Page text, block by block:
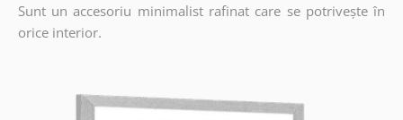
Sunt un accesoriu minimalist rafinat care se potrivește în
orice interior.